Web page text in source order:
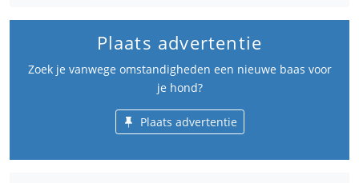
Plaats advertentie
Zoek je vanwege omstandigheden een nieuwe baas voor
je hond?
Plaats advertentie